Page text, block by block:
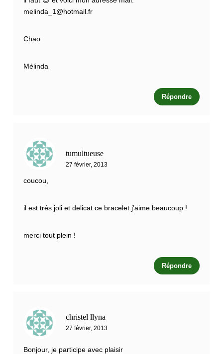
melinda_1@hotmail.fr
Chao
Mélinda
Répondre
tumultueuse
27 février, 2013
coucou,
il est trés joli et delicat ce bracelet j’aime beaucoup !
merci tout plein !
Répondre
christel llyna
27 février, 2013
Bonjour, je participe avec plaisir